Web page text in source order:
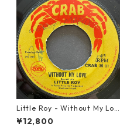
Little Roy - Without My Lov
e【7-21990】
¥12,800